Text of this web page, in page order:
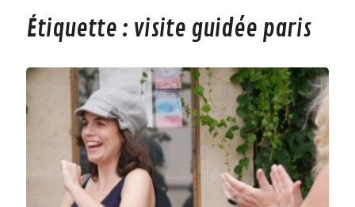
Étiquette : visite guidée paris